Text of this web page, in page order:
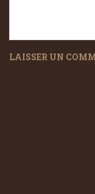
LAISSER UN